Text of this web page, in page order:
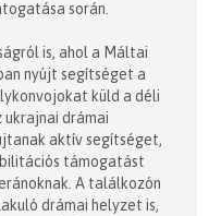
során.
is, ahol a Máltai
nyújt segítséget a
küld a déli
drámai
aktív segítséget,
támogatást
A találkozón
drámai helyzet is,